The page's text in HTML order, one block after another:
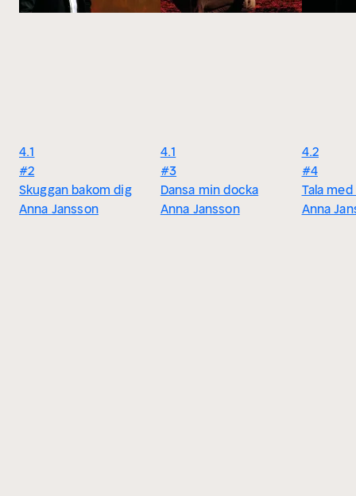
4.1
#2
Skuggan bakom dig
Anna Jansson
4.1
#3
Dansa min docka
Anna Jansson
4.2
#4
Tala
Anna